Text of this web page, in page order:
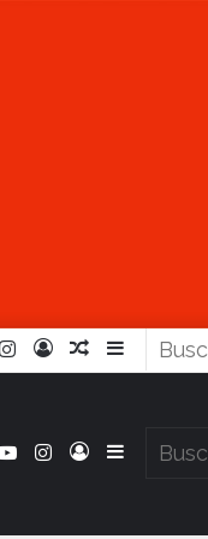
Barra
Artículo
Iniciar
Instagram
Barra
Iniciar
Instagram
YouTube